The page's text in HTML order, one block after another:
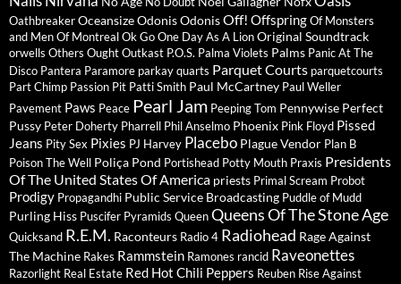
OathbreakerOceansizeOdonis OdonisOff! OffspringOf Monsters
and MenOf MontrealOk GoOne Day As A LionOriginal Soundtrack
orwells Others OughtOutkast P.O.S. Palma Violets Palms Panic At The
Disco Pantera Paramore parkay quarts Parquet Courts parquetcourts
Part Chimp Passion Pit Patti Smith Paul McCartney Paul Weller
Pavement Paws Peace Pearl Jam Peeping Tom Pennywise Perfect
Pussy Peter Doherty Pharrell Phil Anselmo Phoenix Pink Floyd Pissed
Jeans Pity Sex Pixies PJ Harvey Placebo Plague Vendor Plan B
Poison The Well Poliça Pond Portishead Potty Mouth Praxis Presidents
Of The United States Of America priests Primal Scream Probot
Prodigy Propagandhi Public Service Broadcasting Puddle of Mudd
Purling Hiss Puscifer Pyramids QueenQueens Of The Stone Age
Quicksand R.E.M. Raconteurs Radio 4 Radiohead Rage Against
The Machine Rakes Rammstein Ramones rancid Raveonettes
Razorlight Real Estate Red Hot Chili Peppers Reuben Rise Against